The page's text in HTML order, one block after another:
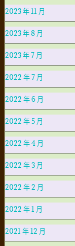
2023 年 11 月
2023 年 8 月
2023 年 7 月
2022 年 7 月
2022 年 6 月
2022 年 5 月
2022 年 4 月
2022 年 3 月
2022 年 2 月
2022 年 1 月
2021 年 12 月